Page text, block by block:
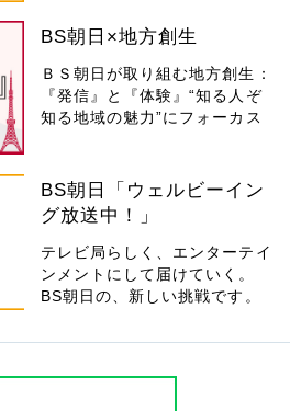
BS朝日×地方創生
ＢＳ朝日が取り組む地方創生：
『発信』と『体験』“知る人ぞ
知る地域の魅力”にフォーカス
BS朝日「ウェルビーイン
グ放送中！」
テレビ局らしく、エンターテイ
ンメントにして届けていく。
BS朝日の、新しい挑戦です。